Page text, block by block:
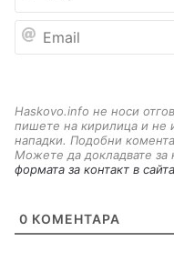
Haskovo.info не носи
пишете на кирилица и не
нападки. Подобни
Можете да докладвате за
формата за контакт в сайта
0 КОМЕНТАРА